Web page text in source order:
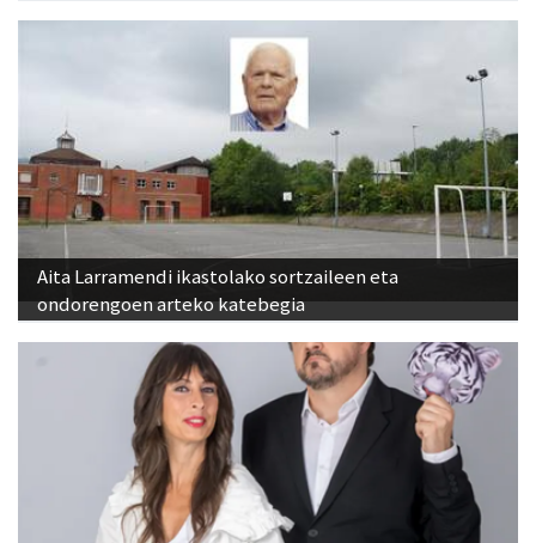
Aita Larramendi ikastolako sortzaileen eta
ondorengoen arteko katebegia